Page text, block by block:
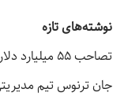
نوشته‌های تازه
تصاحب ۵۵ میلیارد دلاری الکترونیک آرتز توسط عربستان نهایی شد
جان ترنوس تیم